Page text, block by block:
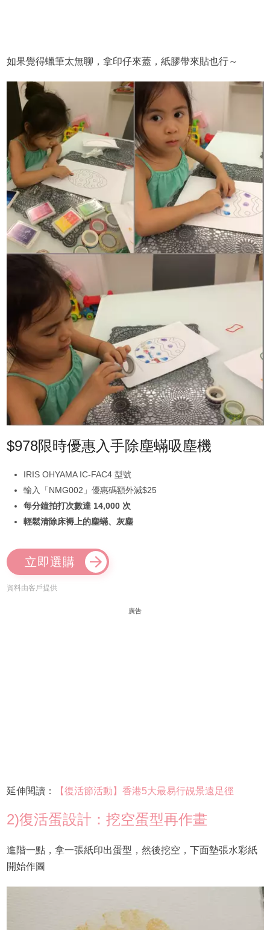
如果覺得蠟筆太無聊，拿印仔來蓋，紙膠帶來貼也行～
$978限時優惠入手除塵蟎吸塵機
IRIS OHYAMA IC-FAC4 型號
輸入「NMG002」優惠碼額外減$25
每分鐘拍打次數達 14,000 次
輕鬆清除床褥上的塵蟎、灰塵
立即選購
資料由客戶提供
廣告
延伸閱讀： 【復活節活動】香港5大最易行靚景遠足徑
2)復活蛋設計：挖空蛋型再作畫
進階一點，拿一張紙印出蛋型，然後挖空，下面墊張水彩紙
開始作圖